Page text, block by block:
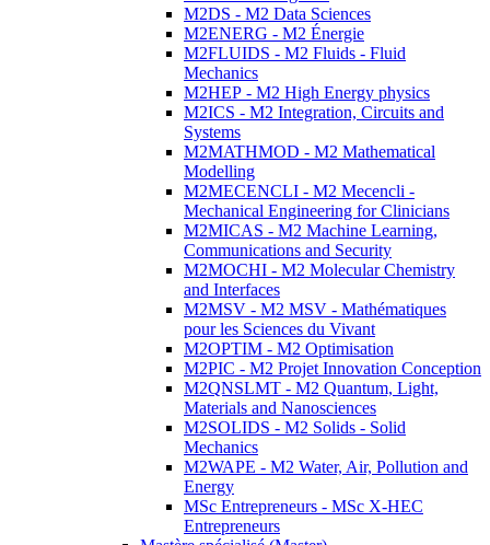
M2DS - M2 Data Sciences
M2ENERG - M2 Énergie
M2FLUIDS - M2 Fluids - Fluid
Mechanics
M2HEP - M2 High Energy physics
M2ICS - M2 Integration, Circuits and
Systems
M2MATHMOD - M2 Mathematical
Modelling
M2MECENCLI - M2 Mecencli -
Mechanical Engineering for Clinicians
M2MICAS - M2 Machine Learning,
Communications and Security
M2MOCHI - M2 Molecular Chemistry
and Interfaces
M2MSV - M2 MSV - Mathématiques
pour les Sciences du Vivant
M2OPTIM - M2 Optimisation
M2PIC - M2 Projet Innovation Conception
M2QNSLMT - M2 Quantum, Light,
Materials and Nanosciences
M2SOLIDS - M2 Solids - Solid
Mechanics
M2WAPE - M2 Water, Air, Pollution and
Energy
MSc Entrepreneurs - MSc X-HEC
Entrepreneurs